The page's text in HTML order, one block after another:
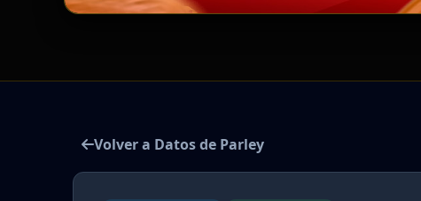
Volver a Datos de Parley